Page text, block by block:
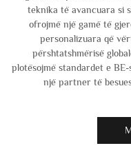
teknika të avancuara si
ofrojmë një gamë të
personalizuara që
përshtatshmërisë
plotësojmë standardet e
një partner të